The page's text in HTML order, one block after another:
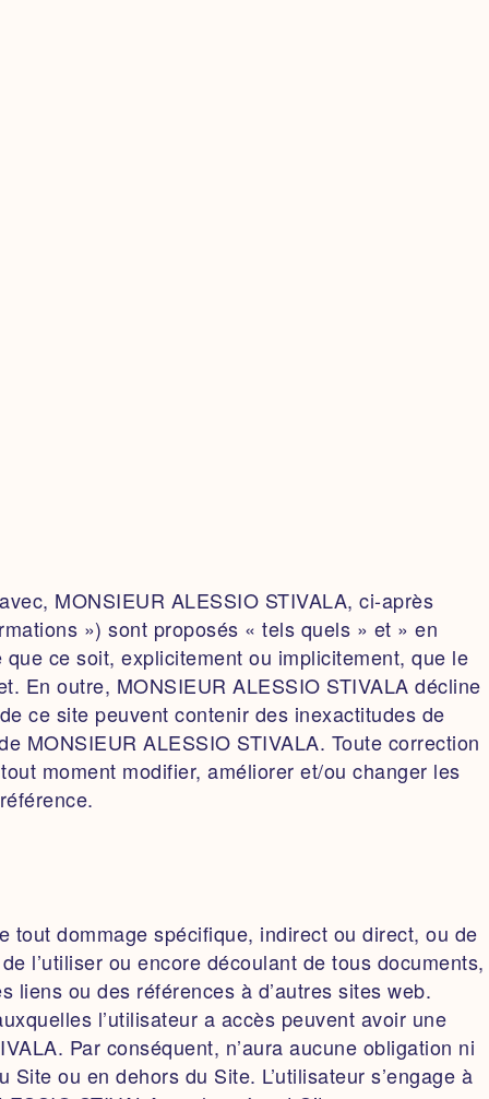
MONSIEUR ALESSIO STIVALA, ci-après
») sont proposés « tels quels » et » en
ce soit, explicitement ou implicitement, que le
En outre, MONSIEUR ALESSIO STIVALA décline
ce site peuvent contenir des inexactitudes de
MONSIEUR ALESSIO STIVALA. Toute correction
moment modifier, améliorer et/ou changer les
tout dommage spécifique, indirect ou direct, ou de
l’utiliser ou encore découlant de tous documents,
ou des références à d’autres sites web.
l’utilisateur a accès peuvent avoir une
Par conséquent, n’aura aucune obligation ni
ou en dehors du Site. L’utilisateur s’engage à